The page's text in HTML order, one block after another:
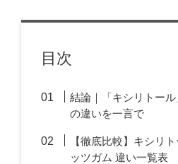
目次
結論｜「キシリトール
の違いを一言で
【徹底比較】キシリ
ッツガム 違い一覧表